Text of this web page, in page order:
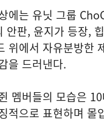
에는 유닛 그룹
안판, 윤지가 등장,
위에서 자유분방한
을 드러낸다.
멤버들의 모습은
적으로 표현하며 몰